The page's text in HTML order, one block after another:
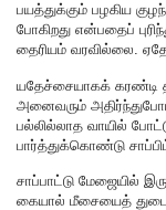
பயத்துக்கும் பழகிய
போகிறது என்பதைப்
தைரியம் வரவில்லை.
யதேச்சையாகக் கரண்டி
அனைவரும் அதிர்ந்துபோய்
பல்லில்லாத வாயில்
பார்த்துக்கொண்டு
சாப்பாட்டு மேஜையில்
கையால் மீசையைத்